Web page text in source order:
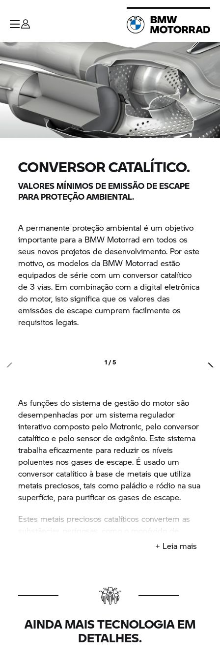
CONVERSOR CATALÍTICO.
VALORES MÍNIMOS DE EMISSÃO DE ESCAPE
PARA PROTEÇÃO AMBIENTAL.
A permanente proteção ambiental é um objetivo
importante para a BMW Motorrad em todos os
seus novos projetos de desenvolvimento. Por este
motivo, os modelos da BMW Motorrad estão
equipados de série com um conversor catalítico
de 3 vias. Em combinação com a digital eletrônica
do motor, isto significa que os valores das
emissões de escape cumprem facilmente os
requisitos legais.
1 / 5
As funções do sistema de gestão do motor são
desempenhadas por um sistema regulador
interativo composto pelo Motronic, pelo conversor
catalítico e pelo sensor de oxigênio. Este sistema
trabalha eficazmente para reduzir os níveis
poluentes nos gases de escape. É usado um
conversor catalítico à base de metais que utiliza
metais preciosos, tais como paládio e ródio na sua
superfície, para purificar os gases de escape.
Estes metais preciosos catalíticos convertem as
carbono, os hidrocarbonetos e os óxidos de
combustão. Uma proporção de 14,7 porções de ar
para uma porção de combustível é o ideal.
O sensor de oxigênio mede o teor de oxigênio
residual nos gases de escape, fornecendo assim
+ Leia mais
AINDA MAIS TECNOLOGIA EM
DETALHES.